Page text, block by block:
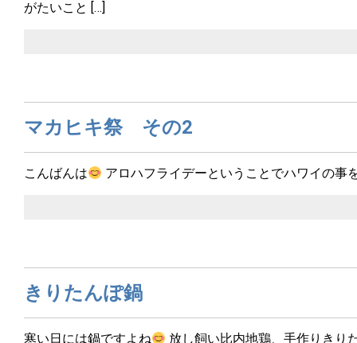
がたいこと […]
マカヒキ祭 その2
こんばんは アロハフライデーということでハワイの事
きりたんぽ鍋
寒い日には鍋ですよね
放し飼い比内地鶏、手作りきり